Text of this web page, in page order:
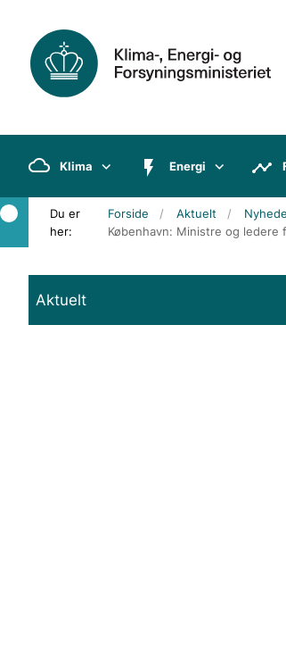
Klima Energi
Du er
her:
Forside Aktuelt
København: Ministre og
Aktuelt